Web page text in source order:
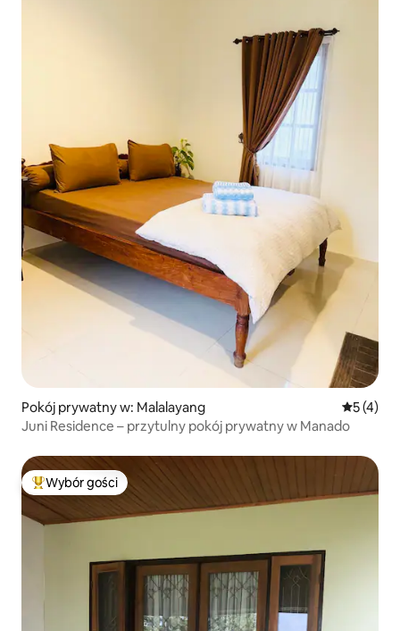
Pokój prywatny w: Malalayang Średnia
5 (4)
Juni Residence – przytulny pokój prywatny w Manado
Najpopularniejsze z kategorii Wybór gości
Wybór gości